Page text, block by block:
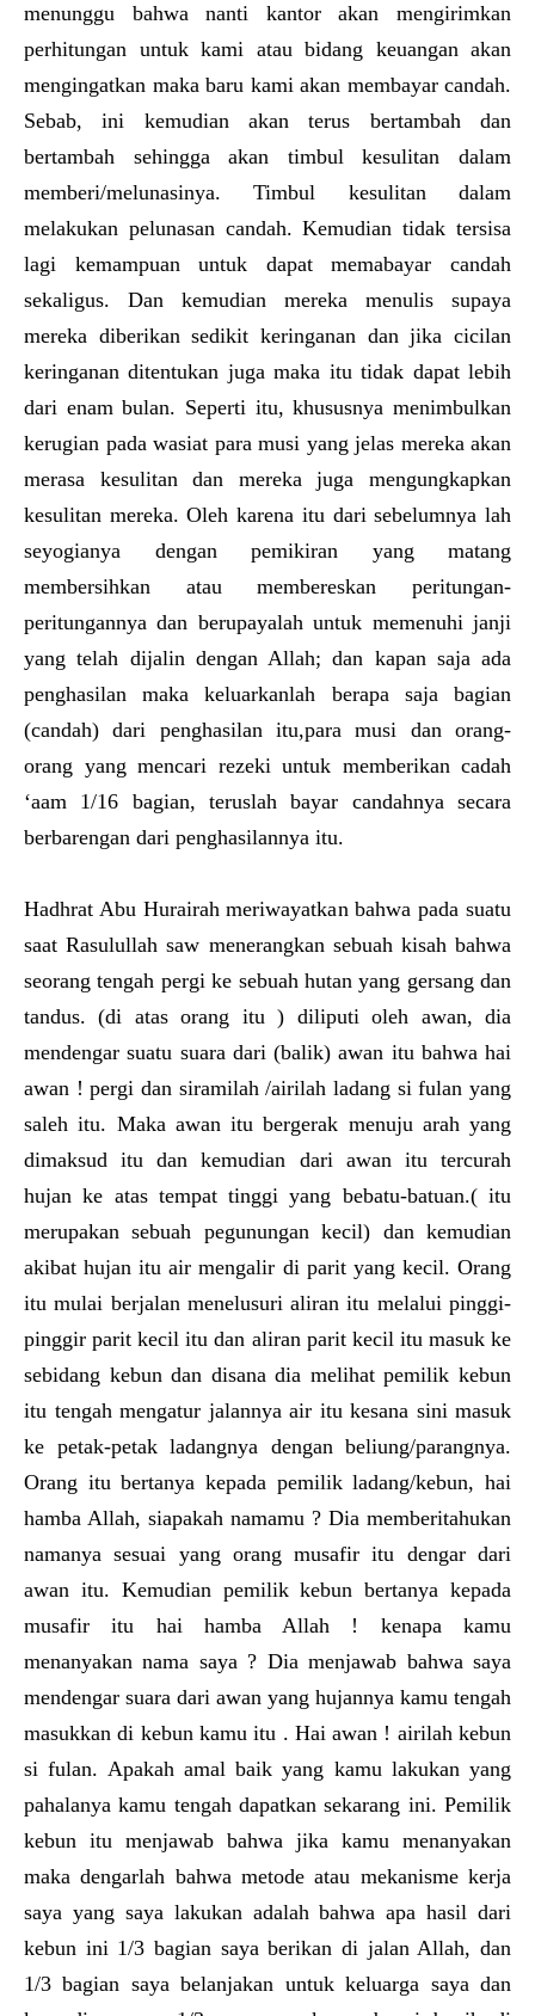
menunggu bahwa nanti kantor akan mengirimkan
perhitungan untuk kami atau bidang keuangan akan
mengingatkan maka baru kami akan membayar candah.
Sebab, ini kemudian akan terus bertambah dan
bertambah sehingga akan timbul kesulitan dalam
memberi/melunasinya. Timbul kesulitan dalam
melakukan pelunasan candah. Kemudian tidak tersisa
lagi kemampuan untuk dapat memabayar candah
sekaligus. Dan kemudian mereka menulis supaya
mereka diberikan sedikit keringanan dan jika cicilan
keringanan ditentukan juga maka itu tidak dapat lebih
dari enam bulan. Seperti itu, khususnya menimbulkan
kerugian pada wasiat para musi yang jelas mereka akan
merasa kesulitan dan mereka juga mengungkapkan
kesulitan mereka. Oleh karena itu dari sebelumnya lah
seyogianya dengan pemikiran yang matang
membersihkan atau membereskan peritungan-
peritungannya dan berupayalah untuk memenuhi janji
yang telah dijalin dengan Allah; dan kapan saja ada
penghasilan maka keluarkanlah berapa saja bagian
(candah) dari penghasilan itu,para musi dan orang-
orang yang mencari rezeki untuk memberikan cadah
‘aam 1/16 bagian, teruslah bayar candahnya secara
berbarengan dari penghasilannya itu.
Hadhrat Abu Hurairah meriwayatkan bahwa pada suatu
saat Rasulullah saw menerangkan sebuah kisah bahwa
seorang tengah pergi ke sebuah hutan yang gersang dan
tandus. (di atas orang itu ) diliputi oleh awan, dia
mendengar suatu suara dari (balik) awan itu bahwa hai
awan ! pergi dan siramilah /airilah ladang si fulan yang
saleh itu. Maka awan itu bergerak menuju arah yang
dimaksud itu dan kemudian dari awan itu tercurah
hujan ke atas tempat tinggi yang bebatu-batuan.( itu
merupakan sebuah pegunungan kecil) dan kemudian
akibat hujan itu air mengalir di parit yang kecil. Orang
itu mulai berjalan menelusuri aliran itu melalui pinggi-
pinggir parit kecil itu dan aliran parit kecil itu masuk ke
sebidang kebun dan disana dia melihat pemilik kebun
itu tengah mengatur jalannya air itu kesana sini masuk
ke petak-petak ladangnya dengan beliung/parangnya.
Orang itu bertanya kepada pemilik ladang/kebun, hai
hamba Allah, siapakah namamu ? Dia memberitahukan
namanya sesuai yang orang musafir itu dengar dari
awan itu. Kemudian pemilik kebun bertanya kepada
musafir itu hai hamba Allah ! kenapa kamu
menanyakan nama saya ? Dia menjawab bahwa saya
mendengar suara dari awan yang hujannya kamu tengah
masukkan di kebun kamu itu . Hai awan ! airilah kebun
si fulan. Apakah amal baik yang kamu lakukan yang
pahalanya kamu tengah dapatkan sekarang ini. Pemilik
kebun itu menjawab bahwa jika kamu menanyakan
maka dengarlah bahwa metode atau mekanisme kerja
saya yang saya lakukan adalah bahwa apa hasil dari
kebun ini 1/3 bagian saya berikan di jalan Allah, dan
1/3 bagian saya belanjakan untuk keluarga saya dan